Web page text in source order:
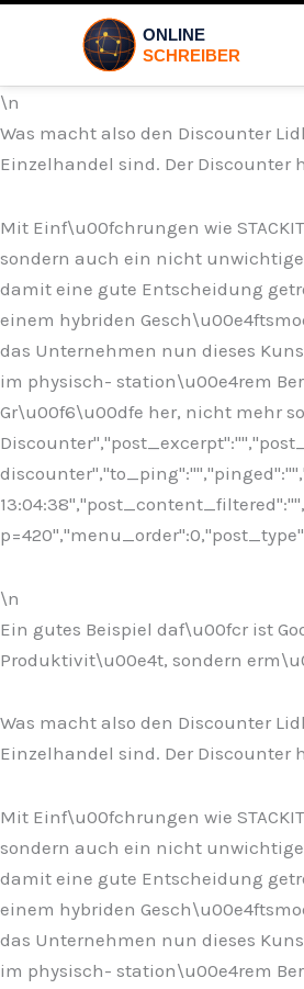
\n
Was macht also den Discounter
Einzelhandel sind. Der Discounter
Mit Einf\u00fchrungen wie
sondern auch ein nicht
damit eine gute Entscheidung
einem hybriden
das Unternehmen nun dieses
im physisch- station\u00e4rem
Gr\u00f6\u00dfe her, nicht mehr
\n
Ein gutes Beispiel daf\u00fcr ist
Produktivit\u00e4t, sondern
Was macht also den Discounter
Einzelhandel sind. Der Discounter
Mit Einf\u00fchrungen wie
sondern auch ein nicht
damit eine gute Entscheidung
einem hybriden
das Unternehmen nun dieses
im physisch- station\u00e4rem